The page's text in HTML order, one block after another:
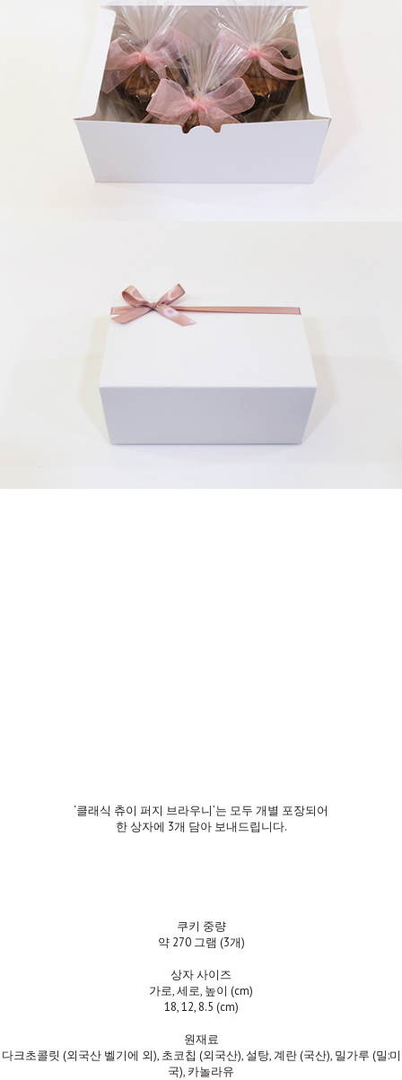
‘클래식 츄이 퍼지 브라우니’는 모두 개별 포장되어
한 상자에 3개 담아 보내드립니다.
쿠키 중량
약 270 그램 (3개)
상자 사이즈
가로, 세로, 높이 (cm)
18, 12, 8.5 (cm)
원재료
다크초콜릿 (외국산 벨기에 외), 초코칩 (외국산), 설탕, 계란 (국산), 밀가루 (밀:미
국), 카놀라유